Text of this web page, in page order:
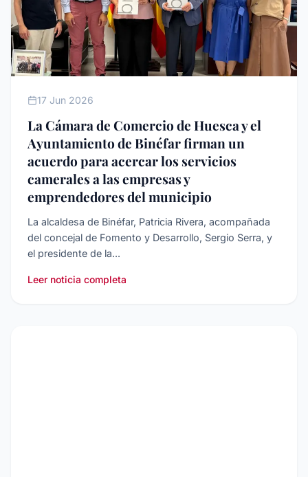
17 Jun 2026
La Cámara de Comercio de Huesca y el
Ayuntamiento de Binéfar firman un
acuerdo para acercar los servicios
camerales a las empresas y
emprendedores del municipio
La alcaldesa de Binéfar, Patricia Rivera, acompañada
del concejal de Fomento y Desarrollo, Sergio Serra, y
el presidente de la...
Leer noticia completa